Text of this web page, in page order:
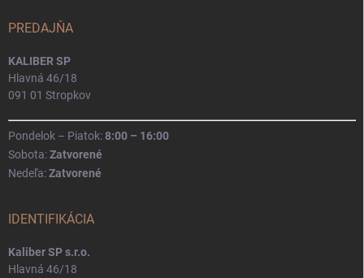
PREDAJŇA
KALIBER SP
Hlavná 46/18
091 01 Stropkov
Pondelok – Piatok:8:00 – 16:00
Sobota:Zatvorené
Nedeľa:Zatvorené
IDENTIFIKÁCIA
Kaliber SP s.r.o.
Hlavná 46/18